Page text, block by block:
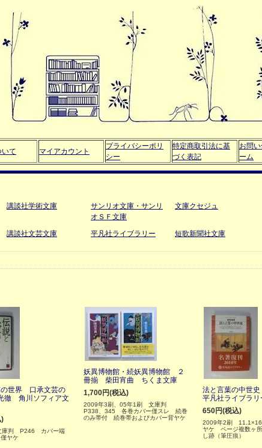
いて マイアカウント
プライバシーポリ
シー
特定商取引法に基
づく表記
お問
ーム
講談社学術文庫
サンリオ文庫・サンリ
オＳＦ文庫
文庫クセジュ
講談社文芸文庫 平凡社ライブラリー 短歌新聞社文庫
の世界 口承文芸の
徹 角川ソフィア文
庫判 P246 カバー端
ヤケ
妖異博物館・続妖異博物館 ２
冊揃 柴田宵曲 ちくま文庫
1,700円(税込)
2009年3刷、05年1刷 文庫判
P338、345 各巻カバー僅スレ 続巻
のみ帯付 続巻帯およびカバー背ヤケ
法と言葉の中世
平凡社ライブラリ
650円(税込)
2009年2刷
ヤケ ページ複数ヶ
し跡（筆圧痕）